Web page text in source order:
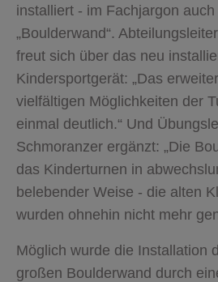
installiert - im Fachjargon
„Boulderwand“.
freut sich über das neu
Kindersportgerät: „Das
vielfältigen Möglichkeiten der
einmal deutlich.“ Und
Schmoranzer ergänzt: „Die
das Kinderturnen in
belebender Weise - die alten
wurden ohnehin nicht mehr
Möglich wurde die Installation
großen Boulderwand durch